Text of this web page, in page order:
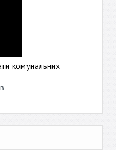
комунальних